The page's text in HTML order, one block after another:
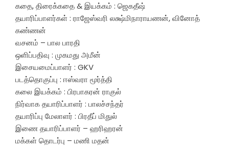
கதை, திரைக்கதை & இயக்கம் : ஜெகதீஷ்
தயாரிப்பாளர்கள் : ராஜேஸ்வரி லக்ஷ்மிநாராயணன், வினோத்
கண்ணன்
வசனம் – பால பாரதி
ஒளிப்பதிவு : முகமது அமீன்
இசையமைப்பாளர் : GKV
படத்தொகுப்பு : ஈஸ்வரா மூர்த்தி
கலை இயக்கம் : பிரபாகரன் ராகுல்
நிர்வாக தயாரிப்பாளர் : பாலச்சந்தர்
தயாரிப்பு மேலாளர் : பிரதீப் மிதுல்
இணை தயாரிப்பாளர் – ஹரிஹரன்
மக்கள் தொடர்பு – மணி மதன்